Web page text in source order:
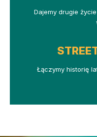
Dajemy drugie
Łączymy historię